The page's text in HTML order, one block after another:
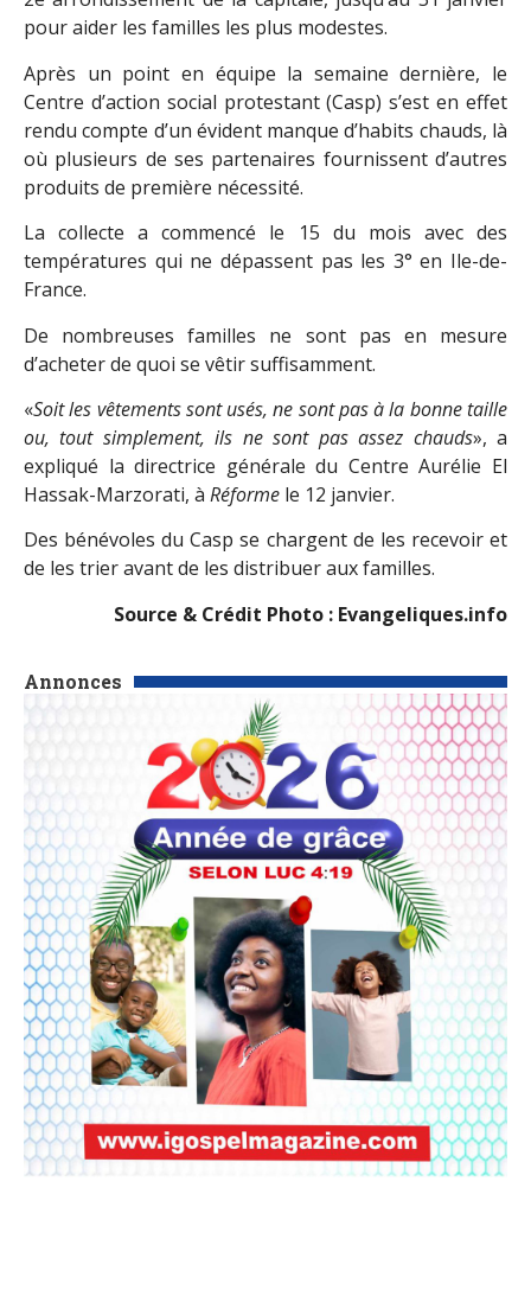
Annonces
pour aider les familles les plus modestes.
Après un point en équipe la semaine dernière, le
Centre d’action social protestant (Casp) s’est en effet
rendu compte d’un évident manque d’habits chauds, là
où plusieurs de ses partenaires fournissent d’autres
produits de première nécessité.
La collecte a commencé le 15 du mois avec des
températures qui ne dépassent pas les 3° en Ile-de-
France.
De nombreuses familles ne sont pas en mesure
d’acheter de quoi se vêtir suffisamment.
«Soit les vêtements sont usés, ne sont pas à la bonne taille
ou, tout simplement, ils ne sont pas assez chauds», a
expliqué la directrice générale du Centre Aurélie El
Hassak-Marzorati, à Réforme le 12 janvier.
Des bénévoles du Casp se chargent de les recevoir et
de les trier avant de les distribuer aux familles.
Source & Crédit Photo : Evangeliques.info